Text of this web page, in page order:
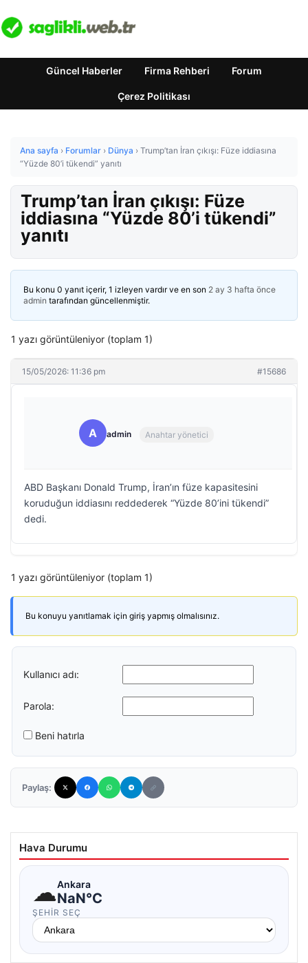
Güncel Haberler Firma Rehberi Forum
Çerez Politikası
Ana sayfa › Forumlar › Dünya › Trump’tan İran çıkışı: Füze iddiasına
“Yüzde 80’i tükendi” yanıtı
Trump’tan İran çıkışı: Füze
iddiasına “Yüzde 80’i tükendi”
yanıtı
Bu konu 0 yanıt içerir, 1 izleyen vardır ve en son 2 ay 3 hafta önce
admin tarafından güncellenmiştir.
1 yazı görüntüleniyor (toplam 1)
15/05/2026: 11:36 pm #15686
A admin Anahtar yönetici
ABD Başkanı Donald Trump, İran’ın füze kapasitesini
koruduğun iddiasını reddederek “Yüzde 80’ini tükendi”
dedi.
1 yazı görüntüleniyor (toplam 1)
Bu konuyu yanıtlamak için giriş yapmış olmalısınız.
Kullanıcı adı:
Parola:
Beni hatırla
Paylaş:
Hava Durumu
☁Ankara
NaN°C
ŞEHIR SEÇ